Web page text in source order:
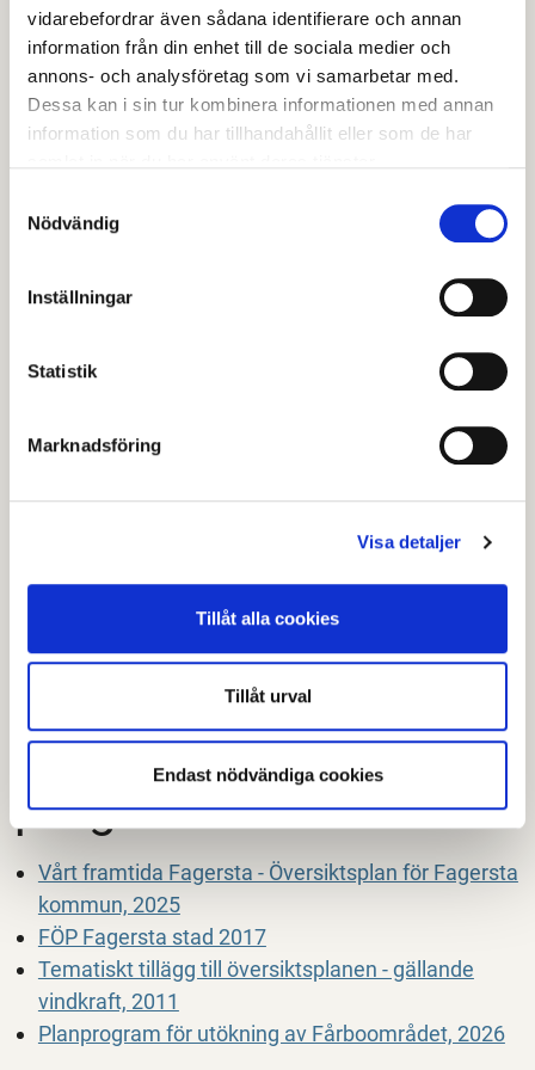
vidarebefordrar även sådana identifierare och annan
information från din enhet till de sociala medier och
annons- och analysföretag som vi samarbetar med.
Dessa kan i sin tur kombinera informationen med annan
information som du har tillhandahållit eller som de har
Nödvändig
Inställningar
Statistik
Marknadsföring
Visa detaljer
Tillåt alla cookies
Tillåt urval
Endast nödvändiga cookies
översiktsplaner och
program
Fördjupad översiktsplan för Fors, 1998
2010
vindkraft, 2011
Tematiskt tillägg till översiktsplanen - gällande
landsbygdsutveckling i strandnära lägen (LIS),
2014
Planprogram för Månsbo gärde, 2019
Avesta stadsplan, 2021
Fagerstas
översiktsplaner och
program
Vårt framtida Fagersta - Översiktsplan för Fagersta
kommun, 2025
FÖP Fagersta stad 2017
Tematiskt tillägg till översiktsplanen - gällande
vindkraft, 2011
Planprogram för utökning av Fårboområdet, 2026